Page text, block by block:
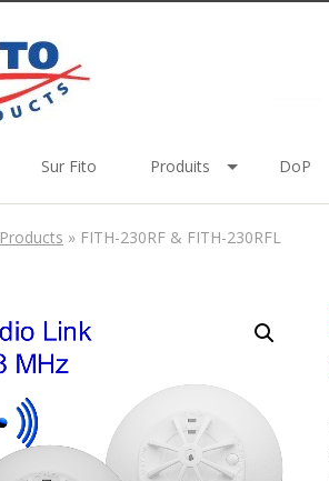
Sur Fito Produits DoP
Products » FITH-230RF & FITH-230RFL